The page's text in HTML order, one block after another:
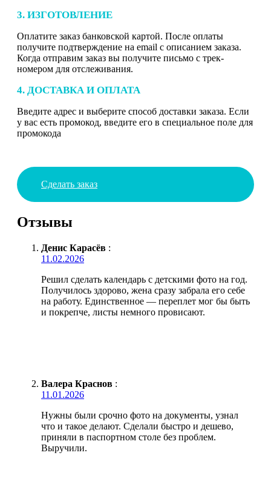
3. ИЗГОТОВЛЕНИЕ
Оплатите заказ банковской картой. После оплаты
получите подтверждение на email с описанием заказа.
Когда отправим заказ вы получите письмо с трек-
номером для отслеживания.
4. ДОСТАВКА И ОПЛАТА
Введите адрес и выберите способ доставки заказа. Если
у вас есть промокод, введите его в специальное поле для
промокода
Сделать заказ
Отзывы
Денис Карасёв :
11.02.2026
Решил сделать календарь с детскими фото на год.
Получилось здорово, жена сразу забрала его себе
на работу. Единственное — переплет мог бы быть
и покрепче, листы немного провисают.
Валера Краснов :
11.01.2026
Нужны были срочно фото на документы, узнал
что и такое делают. Сделали быстро и дешево,
приняли в паспортном столе без проблем.
Выручили.